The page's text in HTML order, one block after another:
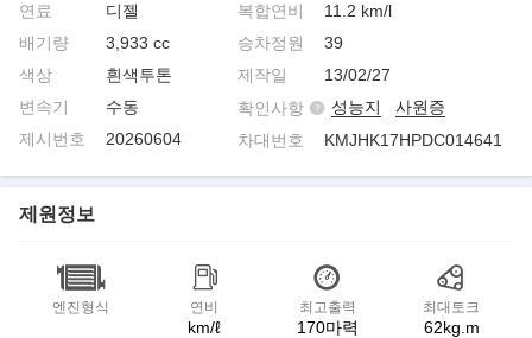
연료
디젤
배기량
3,933 cc
색상
흰색투톤
변속기
수동
제시번호
20260604
복합연비
11.2 km/l
승차정원
39
제작일
13/02/27
확인사항
성능지
사원증
차대번호
KMJHK17HPDC014641
제원정보
엔진형식 연비
km/ℓ
최고출력
170마력
최대토크
62kg.m